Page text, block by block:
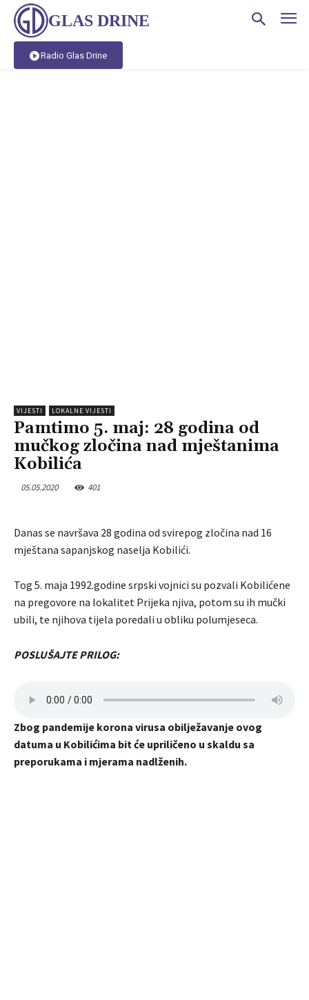
GLAS DRINE
Radio Glas Drine
VIJESTI LOKALNE VIJESTI
Pamtimo 5. maj: 28 godina od
mučkog zločina nad mještanima
Kobilića
05.05.2020 401
Danas se navršava 28 godina od svirepog zločina nad 16
mještana sapanjskog naselja Kobilići.
Tog 5. maja 1992.godine srpski vojnici su pozvali Kobilićene
na pregovore na lokalitet Prijeka njiva, potom su ih mučki
ubili, te njihova tijela poredali u obliku polumjeseca.
POSLUŠAJTE PRILOG:
Zbog pandemije korona virusa obilježavanje ovog
datuma u Kobilićima bit će upriličeno u skaldu sa
preporukama i mjerama nadlženih.